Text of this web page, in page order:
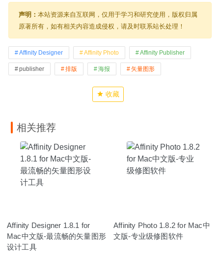
声明： 本站资源来自互联网，仅用于学习和研究使用，版权归属
原著所有，如有相关内容造成侵权，请及时联系站长处理！
Affinity Designer Affinity Photo Affinity Publisher
publisher 排版 海报 矢量图形
收藏
相关推荐
Affinity Designer 1.8.1 for
Mac中文版-最流畅的矢量图形
设计工具
Affinity Photo 1.8.2 for Mac中
文版-专业级修图软件